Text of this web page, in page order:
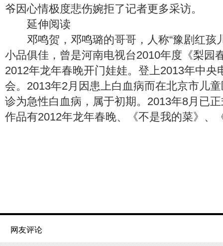
爷因心情极度悲伤婉拒了记者更多采访。
延伸阅读
邓鸣贺，邓鸣璐的哥哥，人称“豫剧红孩
小品俱佳，曾是河南电视台2010年度《梨园
2012年龙年春晚开门娃娃。登上2013年中央
会。2013年2月因患上白血病而在北京市儿
诊为急性白血病，属于初期。2013年8月已
作品有2012年龙年春晚、《不是我的菜》、
网友评论